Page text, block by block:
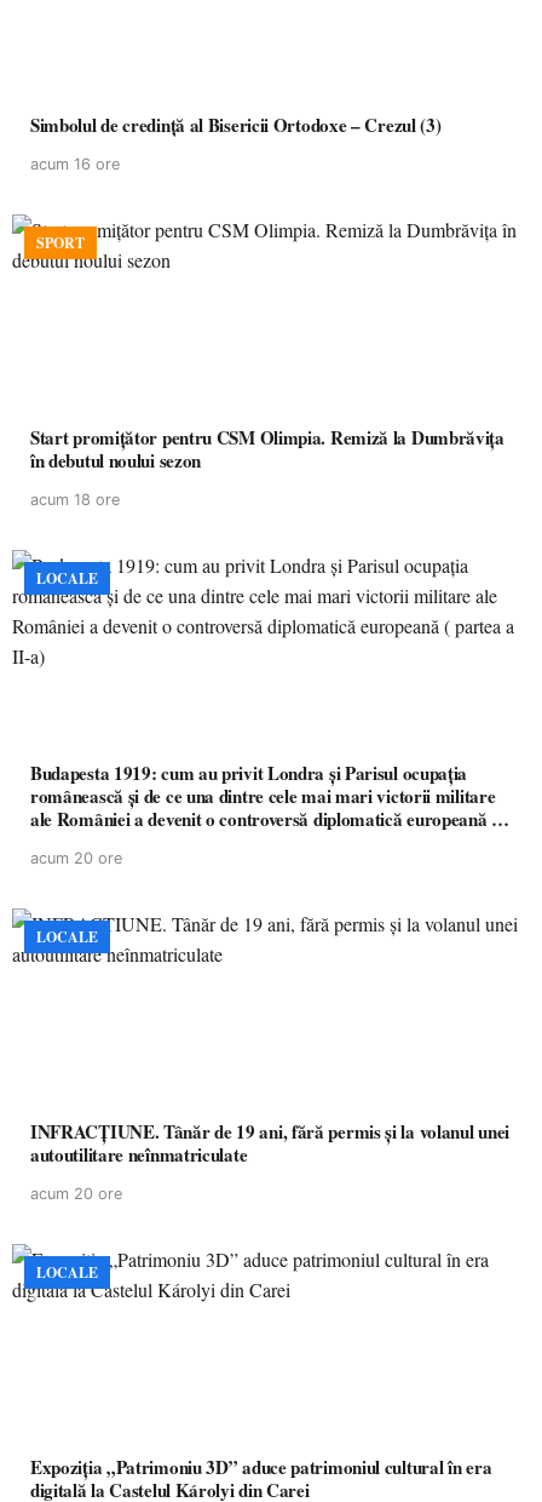
Simbolul de credinţă al Bisericii Ortodoxe – Crezul (3)
acum 16 ore
SPORT
Start promițător pentru CSM Olimpia. Remiză la Dumbrăvița
în debutul noului sezon
acum 18 ore
LOCALE
Budapesta 1919: cum au privit Londra și Parisul ocupația
românească și de ce una dintre cele mai mari victorii militare
ale României a devenit o controversă diplomatică europeană (
acum 20 ore
LOCALE
INFRACȚIUNE. Tânăr de 19 ani, fără permis și la volanul unei
autoutilitare neînmatriculate
acum 20 ore
LOCALE
Expoziția „Patrimoniu 3D” aduce patrimoniul cultural în era
digitală la Castelul Károlyi din Carei